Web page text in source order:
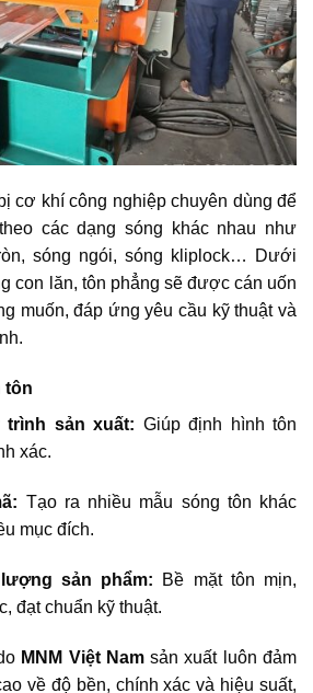
cơ khí công nghiệp chuyên dùng để
các dạng sóng khác nhau như
sóng ngói, sóng kliplock… Dưới
con lăn, tôn phẳng sẽ được cán uốn
muốn, đáp ứng yêu cầu kỹ thuật và
tôn
sản xuất: Giúp định hình tôn
xác.
Tạo ra nhiều mẫu sóng tôn khác
mục đích.
sản phẩm: Bề mặt tôn mịn,
đạt chuẩn kỹ thuật.
MNM Việt Namsản xuất luôn đảm
về độ bền, chính xác và hiệu suất,